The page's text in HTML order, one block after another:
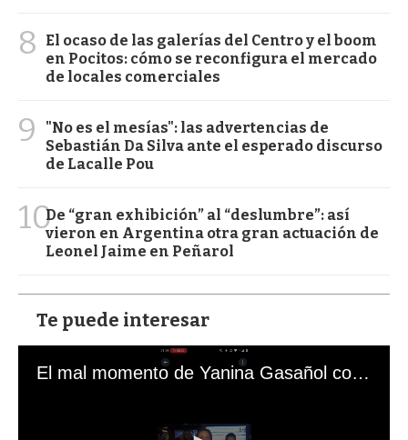
8
El ocaso de las galerías del Centro y el boom
en Pocitos: cómo se reconfigura el mercado
de locales comerciales
9
"No es el mesías": las advertencias de
Sebastián Da Silva ante el esperado discurso
de Lacalle Pou
10De “gran exhibición” al “deslumbre”: así
vieron en Argentina otra gran actuación de
Leonel Jaime en Peñarol
Te puede interesar
El mal momento de Yanina Gasañol con un hincha argentino en "Subrayado"